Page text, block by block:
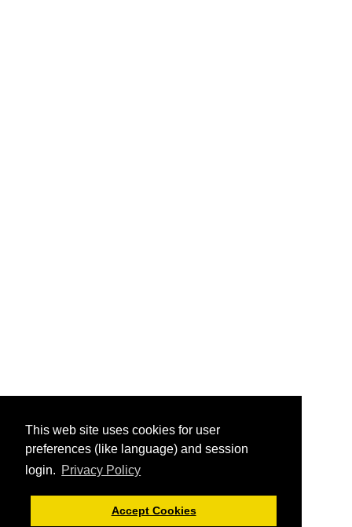
This web site uses cookies for user
preferences (like language) and session
login. Privacy Policy
Accept Cookies